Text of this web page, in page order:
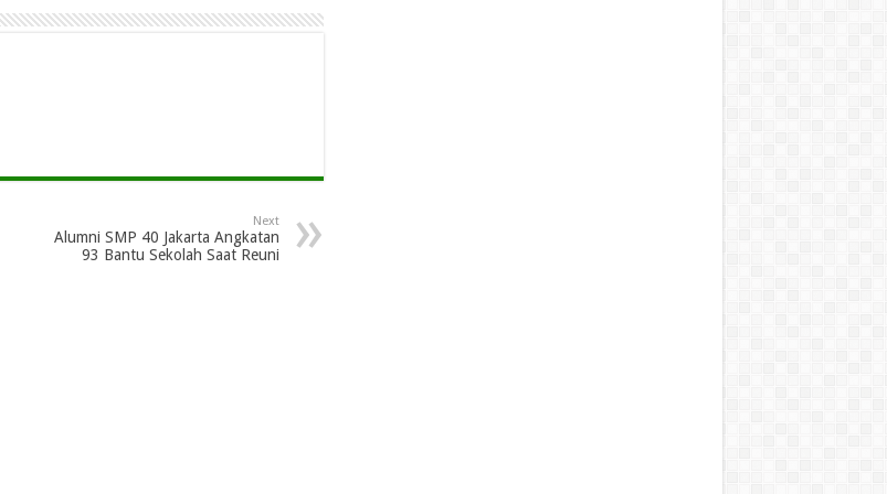
Next
Alumni SMP 40 Jakarta Angkatan
93 Bantu Sekolah Saat Reuni